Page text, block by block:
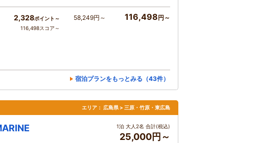
2,328ポイント～
116,498スコア～
58,249円～ 116,498円～
宿泊プランをもっとみる（43件）
エリア： 広島県 > 三原・竹原・東広島
1泊 大人2名 合計(税込)
25,000円～